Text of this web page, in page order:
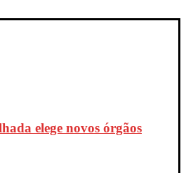
elege novos órgãos